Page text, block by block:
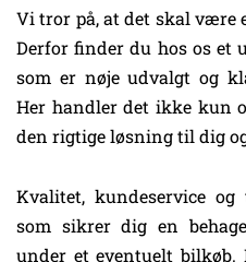
Vi tror på, at det skal være
Derfor finder du hos os et
som er nøje udvalgt og
Her handler det ikke kun
den rigtige løsning til dig
Kvalitet, kundeservice
som sikrer dig en
under et eventuelt bilkøb.